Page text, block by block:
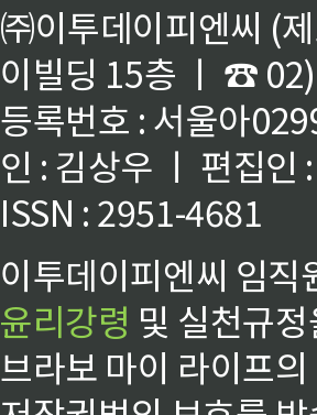
㈜이투데이피엔씨 (
이빌딩 15층 ㅣ ☎
등록번호 : 서울아
인 : 김상우 ㅣ 편집인
ISSN : 2951-4681
이투데이피엔씨 임
윤리강령 및 실천규
브라보 마이 라이프